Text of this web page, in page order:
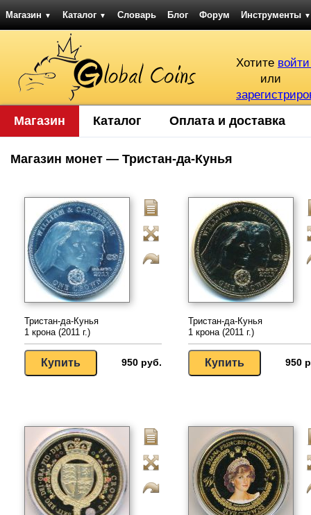
Магазин ▼ Каталог ▼ Словарь Блог Форум Инструменты ▼
Хотите
или
Магазин Каталог Оплата и доставка
Магазин монет — Тристан-да-Кунья
Тристан-да-Кунья
1 крона (2011 г.)
950 руб.
Тристан-да-Кунья
1 крона (2011 г.)
950